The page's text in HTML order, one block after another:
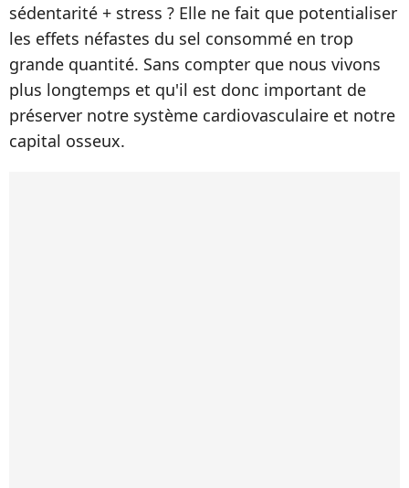
sédentarité + stress ? Elle ne fait que potentialiser
les effets néfastes du sel consommé en trop
grande quantité. Sans compter que nous vivons
plus longtemps et qu'il est donc important de
préserver notre système cardiovasculaire et notre
capital osseux.